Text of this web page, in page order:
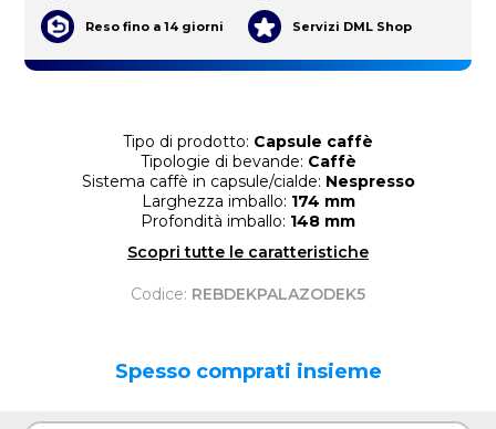
Tipo di prodotto: Capsule caffè
Tipologie di bevande: Caffè
Sistema caffè in capsule/cialde: Nespresso
Larghezza imballo: 174 mm
Profondità imballo: 148 mm
Scopri tutte le caratteristiche
Codice: REBDEKPALAZODEK5
Reso fino a 14 giorni Servizi DML Shop
Spesso comprati insieme